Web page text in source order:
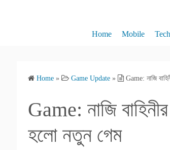
Home Mobile
Home » Game Update » Game: নাজি
Game: নাজি
হলো নতুন গেম